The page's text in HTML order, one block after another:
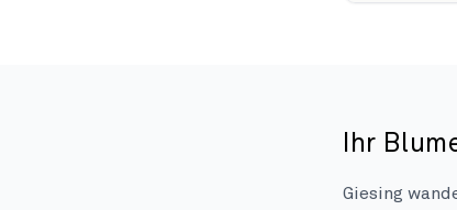
Ihr
Giesing